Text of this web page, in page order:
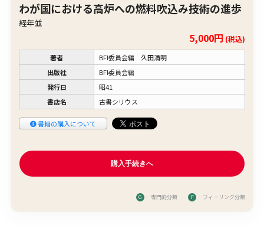
わが国における高炉への燃料吹込み技術の進歩
経年並
5,000円 (税込)
著者
BFI委員会編 久田清明
出版社
BFI委員会編
発行日
昭41
書店名
古書シリウス
書籍の購入について
G …専門的分類 F …フィーリング分類